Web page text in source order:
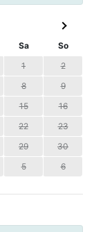
Sa
So
1
2
8
9
15
16
22
23
29
30
5 6